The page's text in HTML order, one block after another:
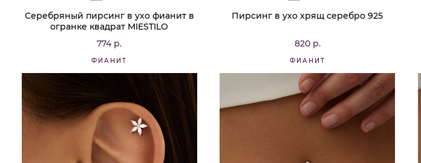
Серебряный пирсинг в ухо фианит в
огранке квадрат MIESTILO
774 р.
ФИАНИТ
Пирсинг в ухо хрящ серебро 925
820 р.
ФИАНИТ